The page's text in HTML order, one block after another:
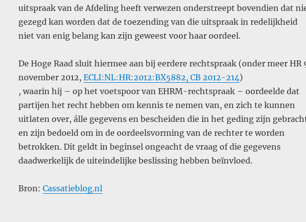
uitspraak van de Afdeling heeft verwezen onderstreept bovendien dat
gezegd kan worden dat de toezending van die uitspraak in redelijkheid
niet van enig belang kan zijn geweest voor haar oordeel.
De Hoge Raad sluit hiermee aan bij eerdere rechtspraak (onder meer HR
november 2012, ECLI:NL:HR:2012:BX5882, CB 2012-214)
, waarin hij – op het voetspoor van EHRM-rechtspraak – oordeelde dat
partijen het recht hebben om kennis te nemen van, en zich te kunnen
uitlaten over, álle gegevens en bescheiden die in het geding zijn
en zijn bedoeld om in de oordeelsvorming van de rechter te worden
betrokken. Dit geldt in beginsel ongeacht de vraag of die gegevens
daadwerkelijk de uiteindelijke beslissing hebben beïnvloed.
Bron: Cassatieblog.nl